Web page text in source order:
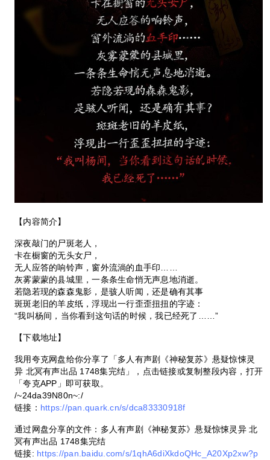
【内容简介】
深夜敲门的尸斑老人，
卡在橱窗的无头女尸，
无人应答的响铃声，窗外流淌的血手印……
灰雾蒙蒙的县城里，一条条生命悄无声息地消逝。
若隐若现的森森鬼影，是骇人听闻，还是确有其事
斑斑老旧的羊皮纸，浮现出一行歪歪扭扭的字迹：
“我叫杨间，当你看到这句话的时候，我已经死了……”
【下载地址】
我用夸克网盘给你分享了「多人有声剧《神秘复苏》悬疑惊悚灵
异 北冥有声出品 1748集完结」，点击链接或复制整段内容，打开
「夸克APP」即可获取。
/~24da39N80n~:/
链接： https://pan.quark.cn/s/dca83330918f
通过网盘分享的文件：多人有声剧《神秘复苏》悬疑惊悚灵异 北
冥有声出品 1748集完结
链接: https://pan.baidu.com/s/1qhA6diXkdoQHc_A20Xp2xw?p